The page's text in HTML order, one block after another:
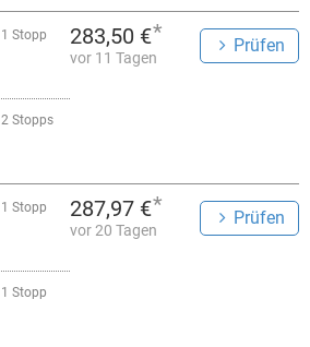
1 Stopp
2 Stopps
283,50 €*
vor 11 Tagen
Prüfen
1 Stopp
1 Stopp
287,97 €*
vor 20 Tagen
Prüfen